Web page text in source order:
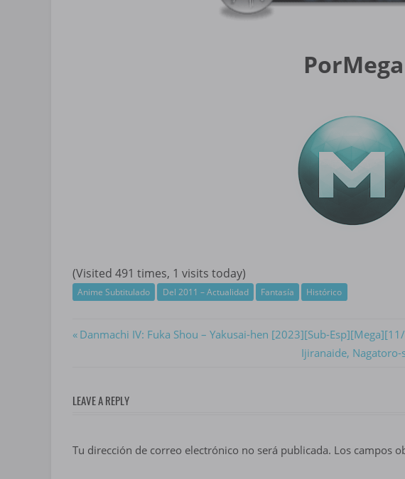
PorMega
(Visited 491 times, 1 visits today)
Anime Subtitulado Del 2011 – Actualidad Fantasía Histórico
Navegación
entradas
Previous
Danmachi IV: Fuka Shou – Yakusai-hen [2023][Sub-
Next
Ijiranaide,
LEAVE A REPLY
Tu dirección de correo electrónico no será publicada. Los campos